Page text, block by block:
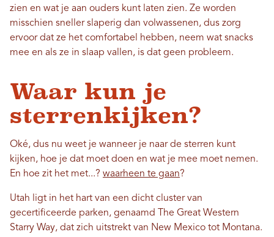
zien en wat je aan ouders kunt laten zien. Ze worden
misschien sneller slaperig dan volwassenen, dus zorg
ervoor dat ze het comfortabel hebben, neem wat snacks
mee en als ze in slaap vallen, is dat geen probleem.
Waar kun je
sterrenkijken?
Oké, dus nu weet je wanneer je naar de sterren kunt
kijken, hoe je dat moet doen en wat je mee moet nemen.
En hoe zit het met...? waarheen te gaan?
Utah ligt in het hart van een dicht cluster van
gecertificeerde parken, genaamd The Great Western
Starry Way, dat zich uitstrekt van New Mexico tot Montana.